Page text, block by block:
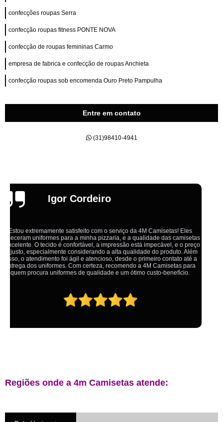
confecções roupas Serra
confecção roupas fitness PONTE NOVA
confecção de roupas femininas Carmo
empresa de fabrica e confecção de roupas Anchieta
confecção roupas sob encomenda Ouro Preto Pampulha
Entre em contato
(31)98410-4941
Emília
Ótimo atendimento,todos muito educados, prestativos e que colocam o
cliente em primeiro lugar. Qualquer lugar tem problemas,isso é fato, mas
aqui na 4M tudo é resolvido com calma e de forma que todos saem
ganhando no final.
Regiões onde a 4m Camisetas atende: